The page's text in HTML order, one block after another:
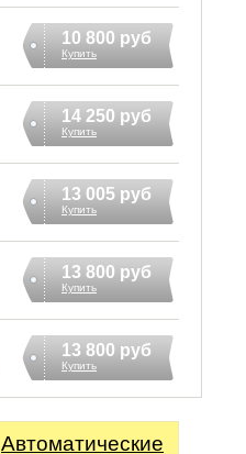
10 800 руб
Купить
14 250 руб
Купить
13 005 руб
Купить
13 800 руб
Купить
13 800 руб
Купить
Автоматические